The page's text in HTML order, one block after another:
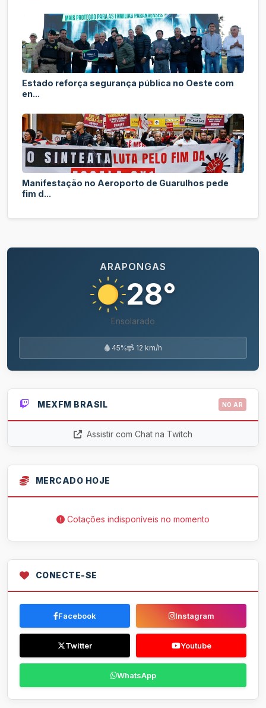
Estado reforça segurança pública no Oeste com
en...
Manifestação no Aeroporto de Guarulhos pede
fim d...
ARAPONGAS
28°
Ensolarado
45% 12 km/h
MEXFM BRASIL NO AR
Assistir com Chat na Twitch
MERCADO HOJE
Cotações indisponíveis no momento
CONECTE-SE
Facebook Instagram
Twitter Youtube
WhatsApp